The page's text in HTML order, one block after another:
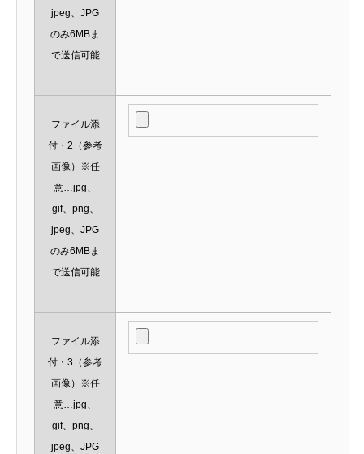
jpeg、JPG
のみ6MBま
で送信可能
ファイル添
付・2（参考
画像）※任
意…jpg、
gif、png、
jpeg、JPG
のみ6MBま
で送信可能
ファイル添
付・3（参考
画像）※任
意…jpg、
gif、png、
jpeg、JPG